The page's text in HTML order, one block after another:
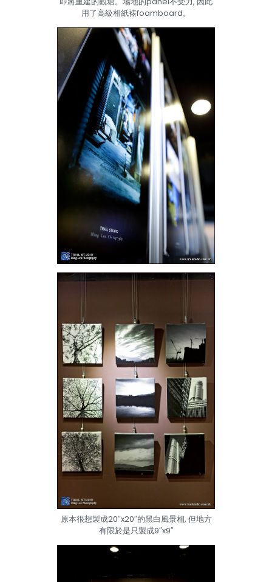
用了高級相紙裱foamboard。
原本很想製成20″x20″的黑白風景相, 但地方
有限於是只製成9″x9″